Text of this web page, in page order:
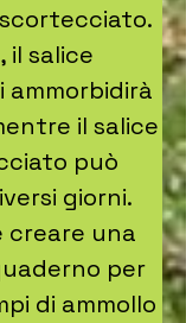
il salice
il salice
può
giorni.
creare una
per
di ammollo